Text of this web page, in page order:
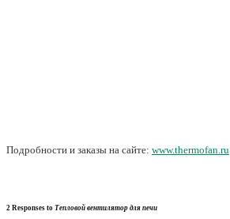
Подробности и заказы на сайте: www.thermofan.ru
2 Responses to Тепловой вентилятор для печи